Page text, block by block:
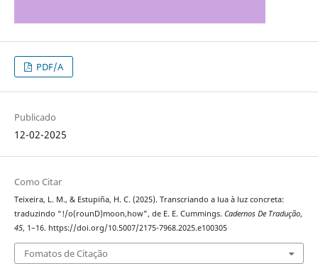
PDF/A
Publicado
12-02-2025
Como Citar
Teixeira, L. M., & Estupiña, H. C. (2025). Transcriando a lua à luz concreta:
traduzindo “!/o(rounD)moon,how”, de E. E. Cummings. Cadernos De Tradução,
45, 1–16. https://doi.org/10.5007/2175-7968.2025.e100305
Fomatos de Citação